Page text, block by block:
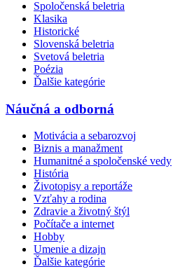
Spoločenská beletria
Klasika
Historické
Slovenská beletria
Svetová beletria
Poézia
Ďalšie kategórie
Náučná a odborná
Motivácia a sebarozvoj
Biznis a manažment
Humanitné a spoločenské vedy
História
Životopisy a reportáže
Vzťahy a rodina
Zdravie a životný štýl
Počítače a internet
Hobby
Umenie a dizajn
Ďalšie kategórie